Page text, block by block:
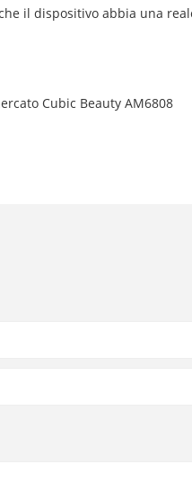
il dispositivo abbia una
Cubic Beauty AM6808